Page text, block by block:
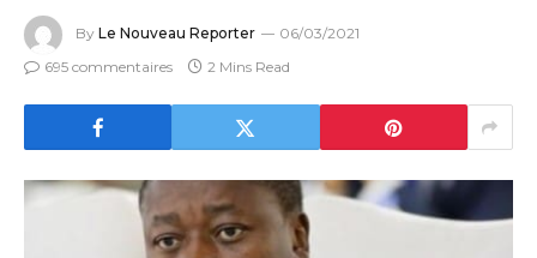
By Le Nouveau Reporter
06/03/2021
695 commentaires
2 Mins Read